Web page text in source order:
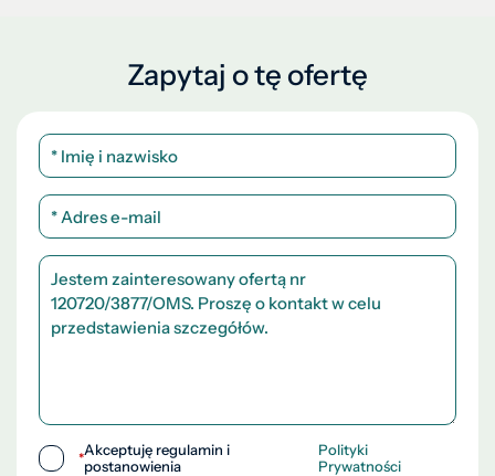
Zapytaj o tę ofertę
*Akceptuję regulamin i
postanowienia
Polityki
Prywatności